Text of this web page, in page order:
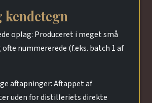
kendetegn
oplag: Produceret i meget små
nummererede (f.eks. batch 1 af
aftapninger: Aftappet af
uden for distilleriets direkte